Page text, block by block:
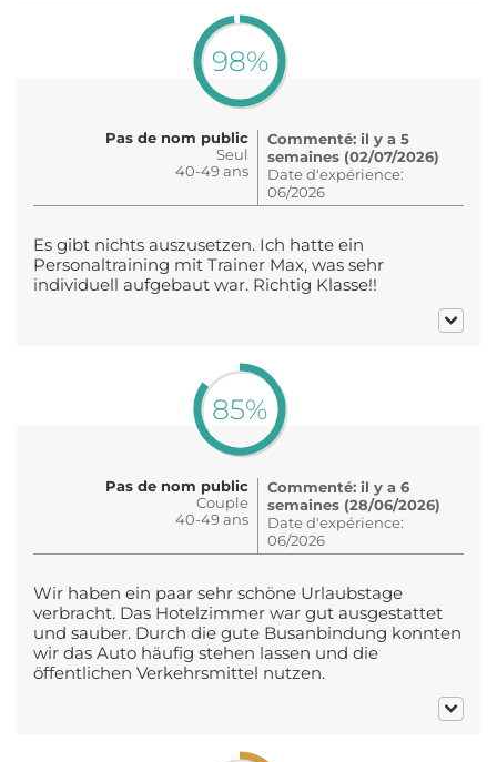
98%
Pas de nom public
Seul
40-49 ans
Commenté: il y a 5
semaines (02/07/2026)
Date d'expérience:
06/2026
Es gibt nichts auszusetzen. Ich hatte ein
Personaltraining mit Trainer Max, was sehr
individuell aufgebaut war. Richtig Klasse!!
85%
Pas de nom public
Couple
40-49 ans
Commenté: il y a 6
semaines (28/06/2026)
Date d'expérience:
06/2026
Wir haben ein paar sehr schöne Urlaubstage
verbracht. Das Hotelzimmer war gut ausgestattet
und sauber. Durch die gute Busanbindung konnten
wir das Auto häufig stehen lassen und die
öffentlichen Verkehrsmittel nutzen.